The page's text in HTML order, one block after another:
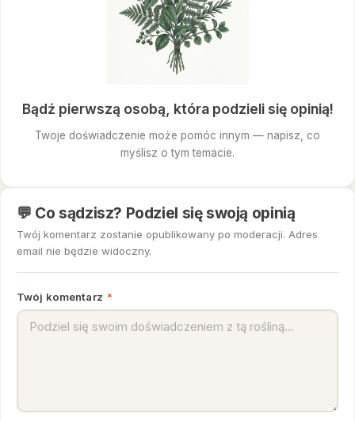
Bądź pierwszą osobą, która podzieli się opinią!
Twoje doświadczenie może pomóc innym — napisz, co
myślisz o tym temacie.
💬 Co sądzisz? Podziel się swoją opinią
Twój komentarz zostanie opublikowany po moderacji. Adres
email nie będzie widoczny.
Twój komentarz *